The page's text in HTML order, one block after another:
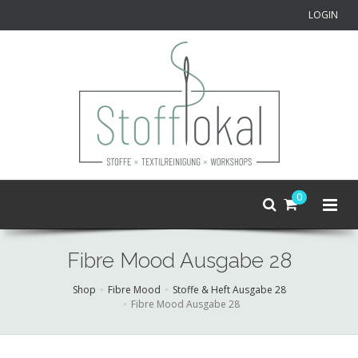
LOGIN
0
Fibre Mood Ausgabe 28
Shop Fibre Mood
Stoffe & Heft Ausgabe 28
Fibre Mood Ausgabe 28